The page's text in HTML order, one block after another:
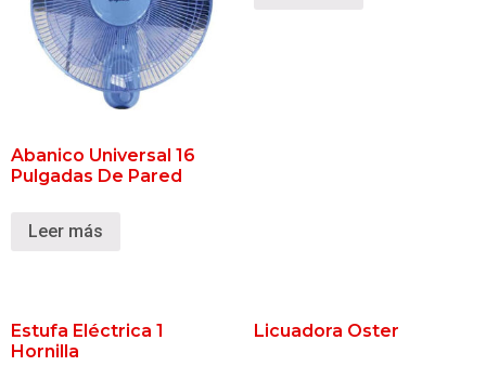
Abanico Universal 16
Pulgadas De Pared
Leer más
Estufa Eléctrica 1
Hornilla
Licuadora Oster